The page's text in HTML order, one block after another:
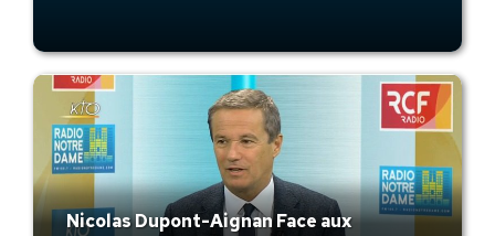
Nicolas Dupont-Aignan Face aux